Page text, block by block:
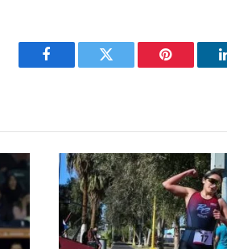
Facebook Twitter Pinterest